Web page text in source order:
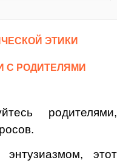
ЭТИКИ
С РОДИТЕЛЯМИ
родителями,
этот